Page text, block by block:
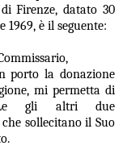
Firenze, datato 30
1969, è il seguente:
porto la donazione
mi permetta di
gli altri due
sollecitano il Suo